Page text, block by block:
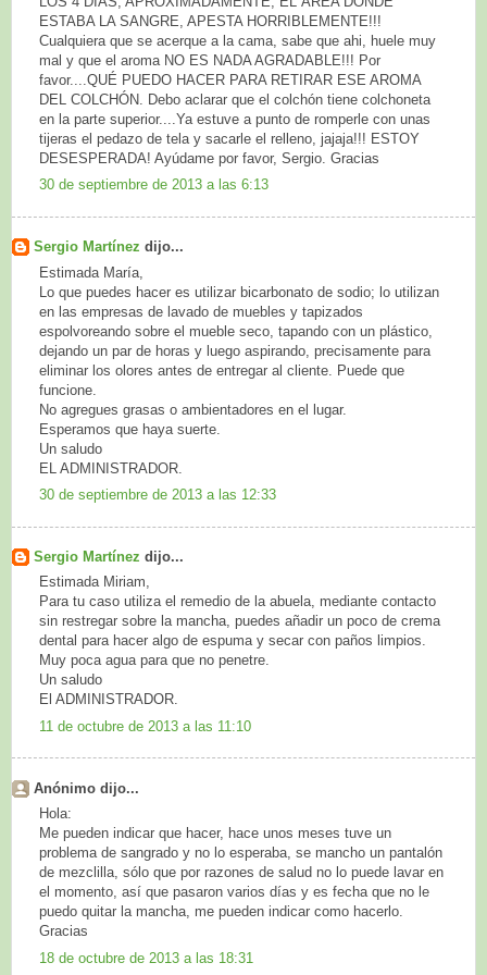
ESTABA LA SANGRE, APESTA HORRIBLEMENTE!!!
Cualquiera que se acerque a la cama, sabe que ahi, huele muy
mal y que el aroma NO ES NADA AGRADABLE!!! Por
favor....QUÉ PUEDO HACER PARA RETIRAR ESE AROMA
DEL COLCHÓN. Debo aclarar que el colchón tiene colchoneta
en la parte superior....Ya estuve a punto de romperle con unas
tijeras el pedazo de tela y sacarle el relleno, jajaja!!! ESTOY
DESESPERADA! Ayúdame por favor, Sergio. Gracias
30 de septiembre de 2013 a las 6:13
Sergio Martínez dijo...
Estimada María,
Lo que puedes hacer es utilizar bicarbonato de sodio; lo utilizan
en las empresas de lavado de muebles y tapizados
espolvoreando sobre el mueble seco, tapando con un plástico,
dejando un par de horas y luego aspirando, precisamente para
eliminar los olores antes de entregar al cliente. Puede que
funcione.
No agregues grasas o ambientadores en el lugar.
Esperamos que haya suerte.
Un saludo
EL ADMINISTRADOR.
30 de septiembre de 2013 a las 12:33
Sergio Martínez dijo...
Estimada Miriam,
Para tu caso utiliza el remedio de la abuela, mediante contacto
sin restregar sobre la mancha, puedes añadir un poco de crema
dental para hacer algo de espuma y secar con paños limpios.
Muy poca agua para que no penetre.
Un saludo
El ADMINISTRADOR.
11 de octubre de 2013 a las 11:10
Anónimo dijo...
Hola:
Me pueden indicar que hacer, hace unos meses tuve un
problema de sangrado y no lo esperaba, se mancho un pantalón
de mezclilla, sólo que por razones de salud no lo puede lavar en
el momento, así que pasaron varios días y es fecha que no le
puedo quitar la mancha, me pueden indicar como hacerlo.
Gracias
18 de octubre de 2013 a las 18:31